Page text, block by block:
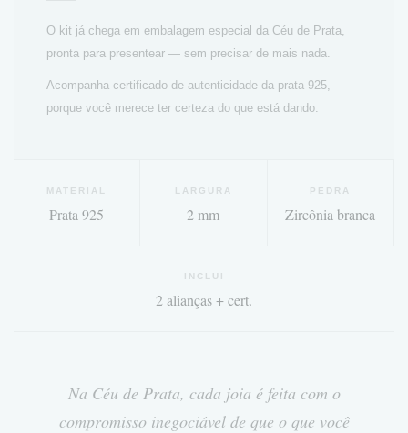
O kit já chega em embalagem especial da Céu de Prata,
pronta para presentear — sem precisar de mais nada.
Acompanha certificado de autenticidade da prata 925,
porque você merece ter certeza do que está dando.
MATERIAL
Prata 925
LARGURA
2 mm
PEDRA
Zircônia branca
INCLUI
2 alianças + cert.
Na Céu de Prata, cada joia é feita com o
compromisso inegociável de que o que você